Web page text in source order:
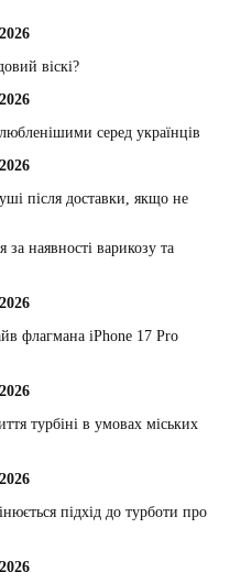
віскі?
серед українців
після доставки, якщо не
за наявності варикозу та
флагмана iPhone 17 Pro
турбіні в умовах міських
підхід до турботи про